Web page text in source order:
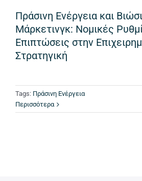
Πράσινη Ενέργεια και
Μάρκετινγκ: Νομικές
Επιπτώσεις στην
Στρατηγική
Tags: Πράσινη Ενέργεια
Περισσότερα